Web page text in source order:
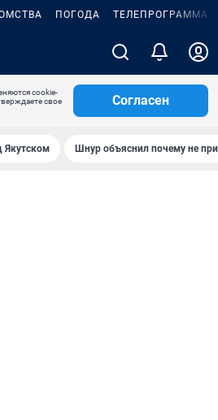
ПОГОДА ТЕЛЕПРОГРАММА
cookie-
свое
Согласен
Якутском Шнур объяснил почему не